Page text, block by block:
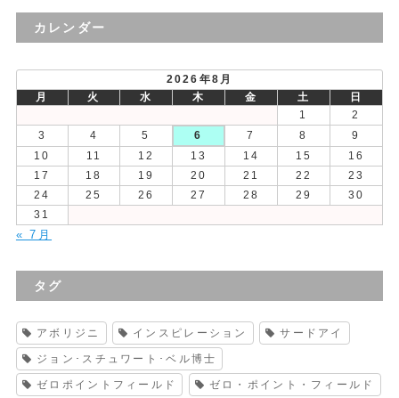
の
カレンダー
2026年8月
月
火 水 木 金 土
日
1
2
3
4 5 6 7 8
9
10
11 12 13 14 15
16
17
18 19 20 21 22
23
24
25 26 27 28 29
30
31
« 7月
タグ
アボリジニ インスピレーション サードアイ
ジョン･スチュワート･ベル博士
ゼロポイントフィールド ゼロ・ポイント・フィールド